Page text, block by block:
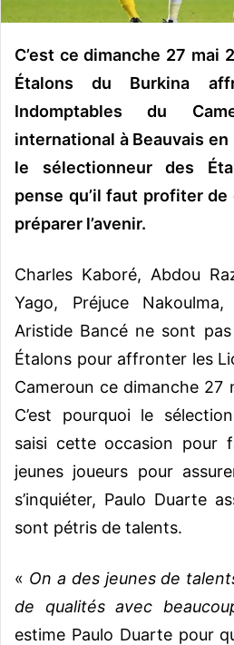
o
r
e
C’est ce dimanche 27 mai
Étalons du Burkina
Indomptables du
international à Beauvais en
le sélectionneur des
pense qu’il faut profiter
préparer l’avenir.
Charles Kaboré, Abdou
Yago, Préjuce Nakoulma,
Aristide Bancé ne sont
Étalons pour affronter les
Cameroun ce dimanche 27
C’est pourquoi le
saisi cette occasion pour
jeunes joueurs pour
s’inquiéter, Paulo Duarte
sont pétris de talents.
« On a des jeunes de
de qualités avec
estime Paulo Duarte pour